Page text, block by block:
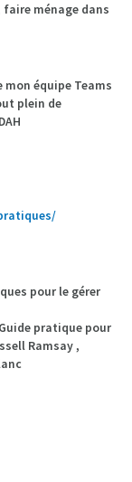
ménage dans
équipe Teams
plein de
pour le gérer
pratique pour
Ramsay ,